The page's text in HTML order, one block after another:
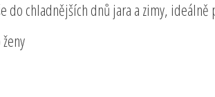
do chladnějších dnů jara a zimy,